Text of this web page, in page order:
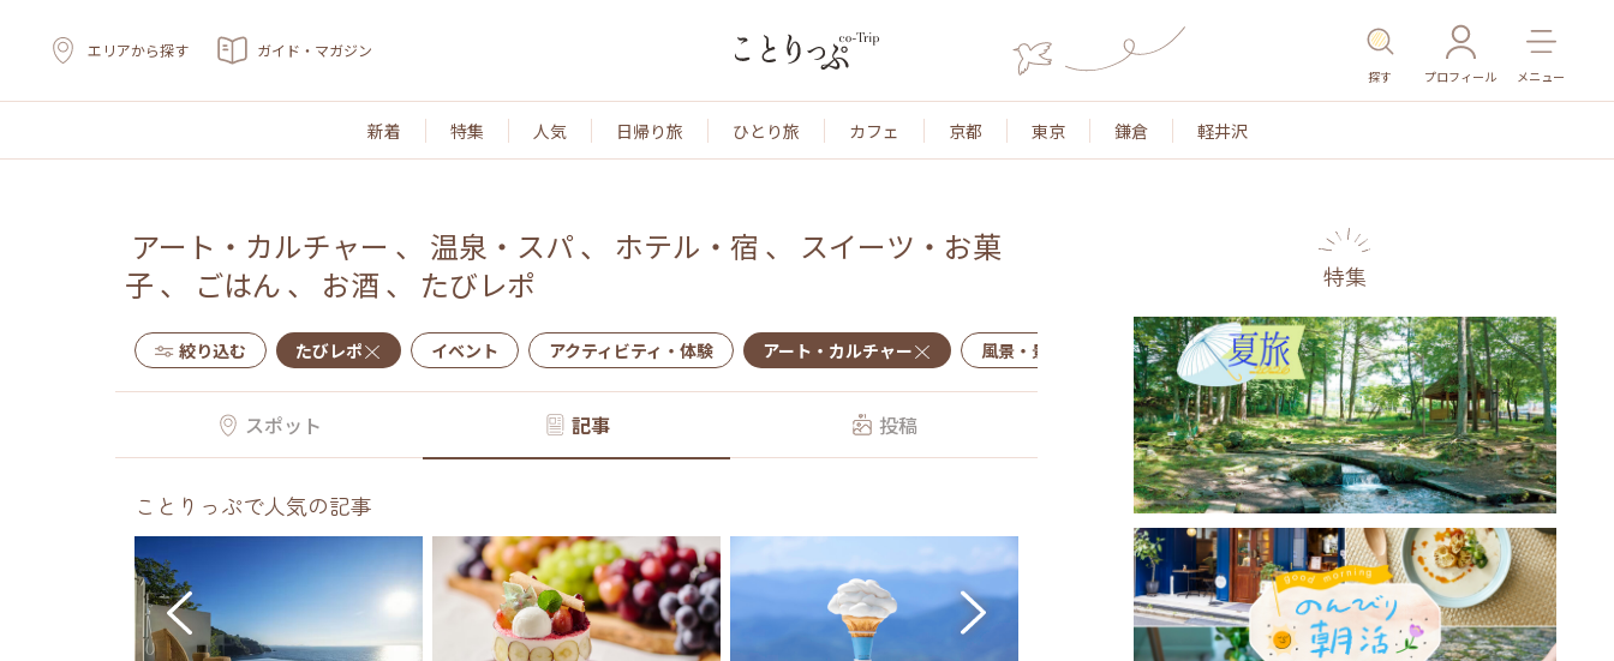
エリアから探す ガイド・マガジン
探す プロフィール メニュー
新着 特集 人気 日帰り旅 ひとり旅 カフェ 京都 東京 鎌倉 軽井沢
アート・カルチャー 、 温泉・スパ 、 ホテル・宿 、 スイーツ・お菓
子 、 ごはん 、 お酒 、 たびレポ
絞り込む たびレポ イベント アクティビティ・体験 アート・カルチャー 風景・景色 名所・旧跡 温泉・スパ その他施設 ごはん
スポット 記事 投稿
ことりっぷで人気の記事
特集